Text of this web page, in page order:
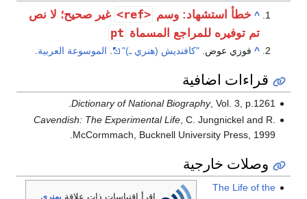
^ خطأ استشهاد: وسم <ref>
غير صحيح؛ لا نص
تم توفيره للمراجع المسماة pt
^ فوزي عوض. "كافنديش (هنري ـ)" الموسوعة العربية
قراءات اضافية
Dictionary of National Biography, Vol. 3, p.1261.
Cavendish: The Experimental Life, C. Jungnickel and R.
McCormmach, Bucknell University Press, 1999.
وصلات خارجية
اقرأ اقتباسات ذات علاقة بهنري
The Life of the